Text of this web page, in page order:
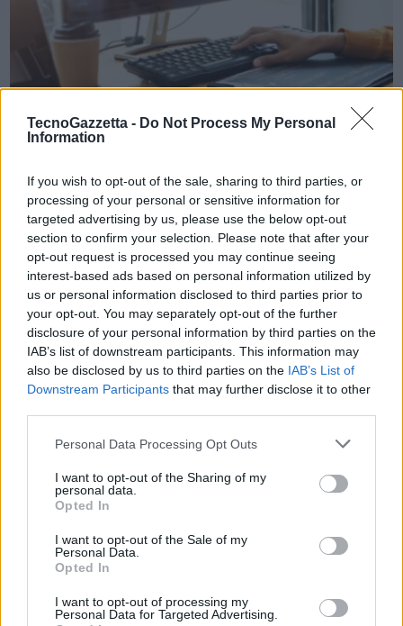
TecnoGazzetta - Do Not Process My Personal
Information
If you wish to opt-out of the sale, sharing to third parties, or
processing of your personal or sensitive information for
targeted advertising by us, please use the below opt-out
section to confirm your selection. Please note that after your
opt-out request is processed you may continue seeing
interest-based ads based on personal information utilized by
us or personal information disclosed to third parties prior to
your opt-out. You may separately opt-out of the further
disclosure of your personal information by third parties on the
IAB’s list of downstream participants. This information may
also be disclosed by us to third parties on the IAB’s List of
Downstream Participants that may further disclose it to other
Personal Data Processing Opt Outs
I want to opt-out of the Sharing of my
personal data.
Opted In
I want to opt-out of the Sale of my
Personal Data.
Opted In
I want to opt-out of processing my
Personal Data for Targeted Advertising.
VIEW POST
Cinque cose che gli sviluppatori vogliono, e
perché è ora che i responsabili aziendali li
ascoltino
A cura di Pierluigi Scardazza, Regional Director Italy & Iberia – Tanzu,
VMware Le organizzazioni riconoscono sempre più il ruolo vitale che
gli sviluppatori svolgono nell’offrire un vantaggio competitivo
attraverso applicazioni e servizi digitali innovativi, che consentono
loro di rimanere …